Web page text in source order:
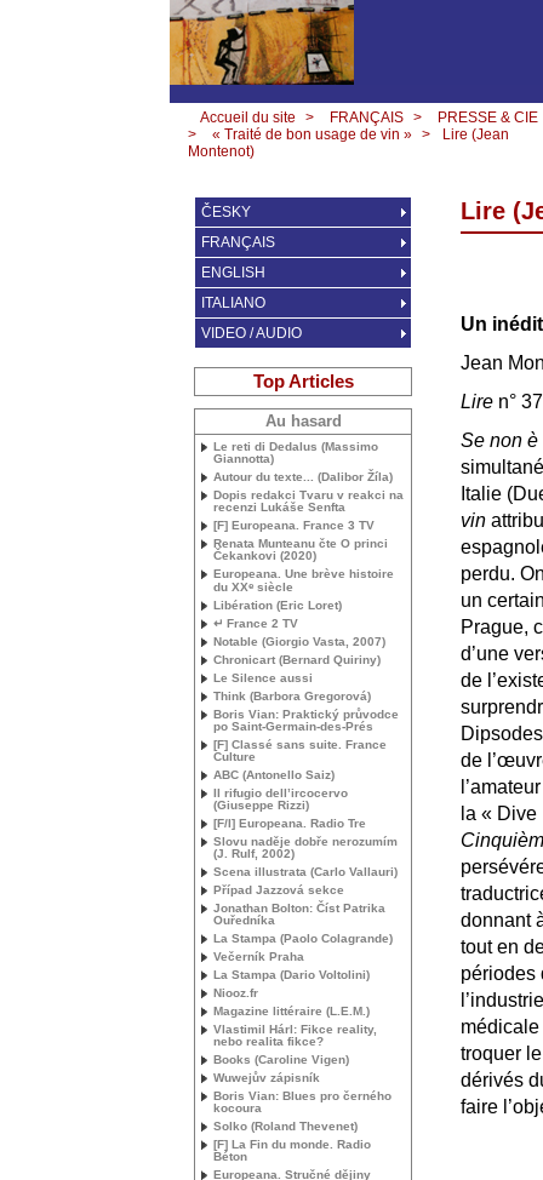
Accueil du site > FRANÇAIS >
PRESSE & CIE
>
« Traité de bon usage de vin » >
Lire (Jean
Montenot)
Lire
Un
Jean
Lire n°
Se non è
Italie
vin
perdu.
un
Prague,
d’une
de
de
la « Dive
donnant
tout en
périodes
troquer
dérivés
faire
ČESKY
FRANÇAIS
ENGLISH
ITALIANO
VIDEO / AUDIO
Top Articles
Au hasard
Le reti di Dedalus (Massimo
Giannotta)
Autour du texte... (Dalibor Žíla)
Dopis redakci Tvaru v reakci na
recenzi Lukáše Senfta
[F] Europeana. France 3 TV
Renata Munteanu čte O princi
Čekankovi (2020)
Europeana. Une brève histoire
du XXe siècle
Libération (Eric Loret)
↵ France 2 TV
Notable (Giorgio Vasta, 2007)
Chronicart (Bernard Quiriny)
Le Silence aussi
Think (Barbora Gregorová)
Boris Vian: Praktický průvodce
po Saint-Germain-des-Prés
[F] Classé sans suite. France
Culture
ABC (Antonello Saiz)
Il rifugio dell’ircocervo
(Giuseppe Rizzi)
[F/I] Europeana. Radio Tre
Slovu naděje dobře nerozumím
(J. Rulf, 2002)
Scena illustrata (Carlo Vallauri)
Případ Jazzová sekce
Jonathan Bolton: Číst Patrika
Ouředníka
La Stampa (Paolo Colagrande)
Večerník Praha
La Stampa (Dario Voltolini)
Niooz.fr
Magazine littéraire (L.E.M.)
Vlastimil Hárl: Fikce reality,
nebo realita fikce?
Books (Caroline Vigen)
Wuwejův zápisník
Boris Vian: Blues pro černého
kocoura
Solko (Roland Thevenet)
[F] La Fin du monde. Radio
Béton
Europeana. Stručné dějiny